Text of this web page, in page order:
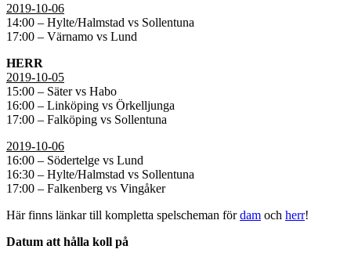
2019-10-06
14:00 – Hylte/Halmstad vs Sollentuna
17:00 – Värnamo vs Lund
HERR
2019-10-05
15:00 – Säter vs Habo
16:00 – Linköping vs Örkelljunga
17:00 – Falköping vs Sollentuna
2019-10-06
16:00 – Södertelge vs Lund
16:30 – Hylte/Halmstad vs Sollentuna
17:00 – Falkenberg vs Vingåker
Här finns länkar till kompletta spelscheman fördam och herr!
Datum att hålla koll på